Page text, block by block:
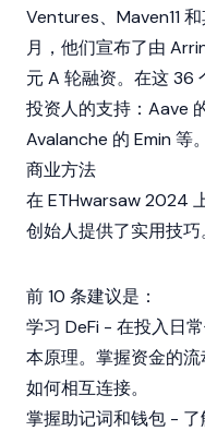
Ventures、Maven11
月，他们宣布了由
元 A 轮融资。在这 36
投资人的支持：Aave
Avalanche 的 Emin 等。
商业方法
在 ETHwarsaw 2024
创始人提供了实用技巧
前 10 条建议是：
学习 DeFi - 在投入日
本原理。掌握资金的
如何相互连接。
掌握助记词和钱包 -